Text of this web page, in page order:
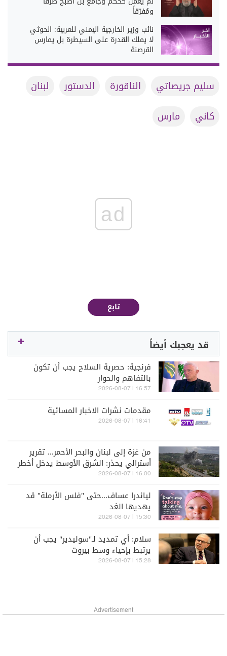
ومُفرّقاً
نائب وزير الخارجية اليمني للعربية: الحوثي
لا يملك القدرة على السيطرة بل يمارس
القرصنة
سليم جريصاتي الناقورة الدستور
لبنان
كاني
مارس
ad
تابع
قد يعجبك أيضاً
فرنجية: حصرية السلاح يجب أن تكون
بالتفاهم والحوار
16:57 | 2026-08-07
مقدمات نشرات الاخبار المسائية
16:41 | 2026-08-07
من غزة إلى لبنان والبحر الأحمر... تقرير
أسترالي يحذر: الشرق الأوسط يدخل أخطر
مراحله
16:00 | 2026-08-07
لياندرا عساف...حتى "فلس الأرملة" قد
يهديها الغد
15:30 | 2026-08-07
سلام: أي تمديد لـ"سوليدير" يجب أن
يرتبط بإحياء وسط بيروت
15:28 | 2026-08-07
Advertisement